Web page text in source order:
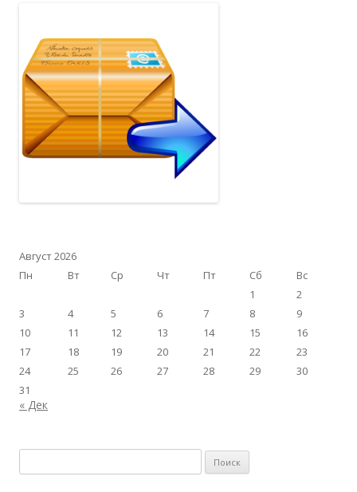
Август 2026
Пн
Вт Ср Чт Пт Сб
Вс
1
2
3
4 5 6 7 8
9
10
11 12 13 14 15
16
17
18 19 20 21 22
23
24
25 26 27 28 29
30
31
« Дек